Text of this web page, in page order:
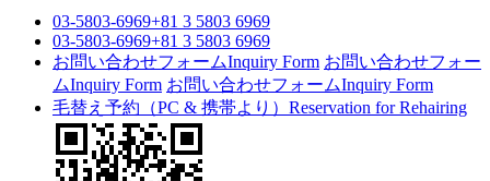
03-5803-6969+81 3 5803 6969
03-5803-6969+81 3 5803 6969
お問い合わせフォームInquiry Form お問い合わせフォー
ムInquiry Form お問い合わせフォームInquiry Form
毛替え予約（PC & 携帯より） Reservation for Rehairing